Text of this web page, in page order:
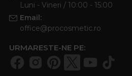
Luni - Vineri / 10:00 - 15:00
Email:
office@procosmetic.ro
URMARESTE-NE PE: